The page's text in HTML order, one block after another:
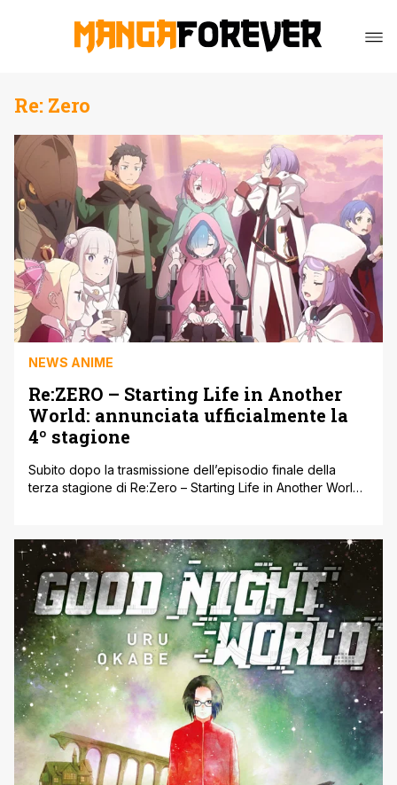
Re: Zero
NEWS ANIME
Re:ZERO – Starting Life in Another
World: annunciata ufficialmente la
4º stagione
Subito dopo la trasmissione dell’episodio finale della
terza stagione di Re:Zero – Starting Life in Another World,
precisa di uscita. White Fox, lo studio dietro la serie, ha
confermato che una quarta stagione è in produzione.
Sono stati inoltre [']